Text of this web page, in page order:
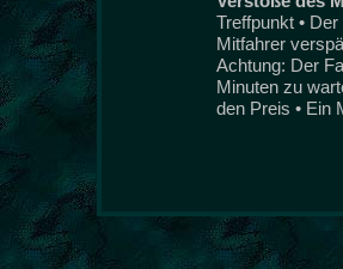
Treffpunkt •
Mitfahrer
Achtung: Der
Minuten zu
den Preis • Ein